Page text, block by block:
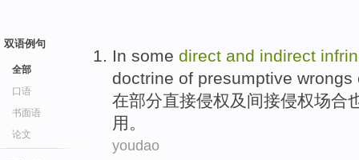
双语例句
全部
口语
书面语
论文
In some direct and indirect
doctrine of presumptive wrongs
在部分直接侵权及 间接侵权场合
用。
youdao